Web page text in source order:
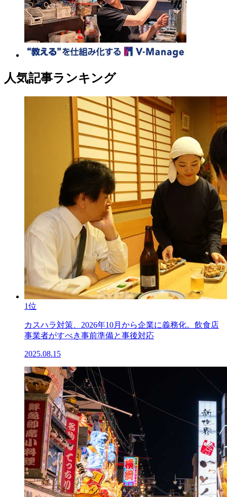
人気記事ランキング
1位
カスハラ対策、2026年10月から企業に義務化。飲食店
事業者がすべき事前準備と事後対応
2025.08.15